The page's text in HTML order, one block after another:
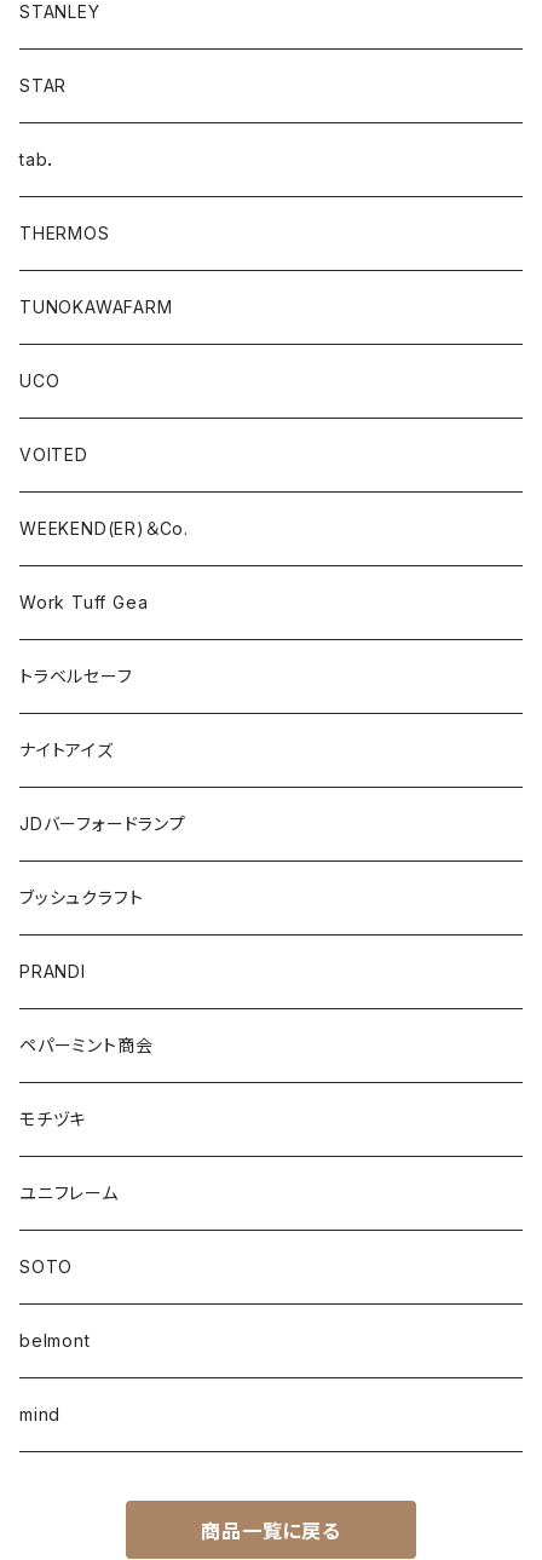
STANLEY
STAR
tab．
THERMOS
TUNOKAWAFARM
UCO
VOITED
WEEKEND(ER)＆Co.
Work Tuff Gea
トラベルセーフ
ナイトアイズ
JDバーフォードランプ
ブッシュクラフト
PRANDI
ペパーミント商会
モチヅキ
ユニフレーム
SOTO
belmont
mind
商品一覧に戻る